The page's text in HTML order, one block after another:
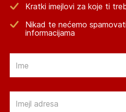
Kratki imejlovi za koje ti
Nikad te nećemo
informacijama